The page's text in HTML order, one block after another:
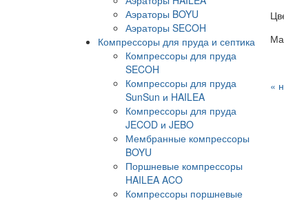
Аэраторы BOYU
Аэраторы SECOH
Компрессоры для пруда и септика
Компрессоры для пруда
SECOH
Компрессоры для пруда
SunSun и HAILEA
Компрессоры для пруда
JECOD и JEBO
Мембранные компрессоры
BOYU
Поршневые компрессоры
HAILEA ACO
Компрессоры поршневые
«